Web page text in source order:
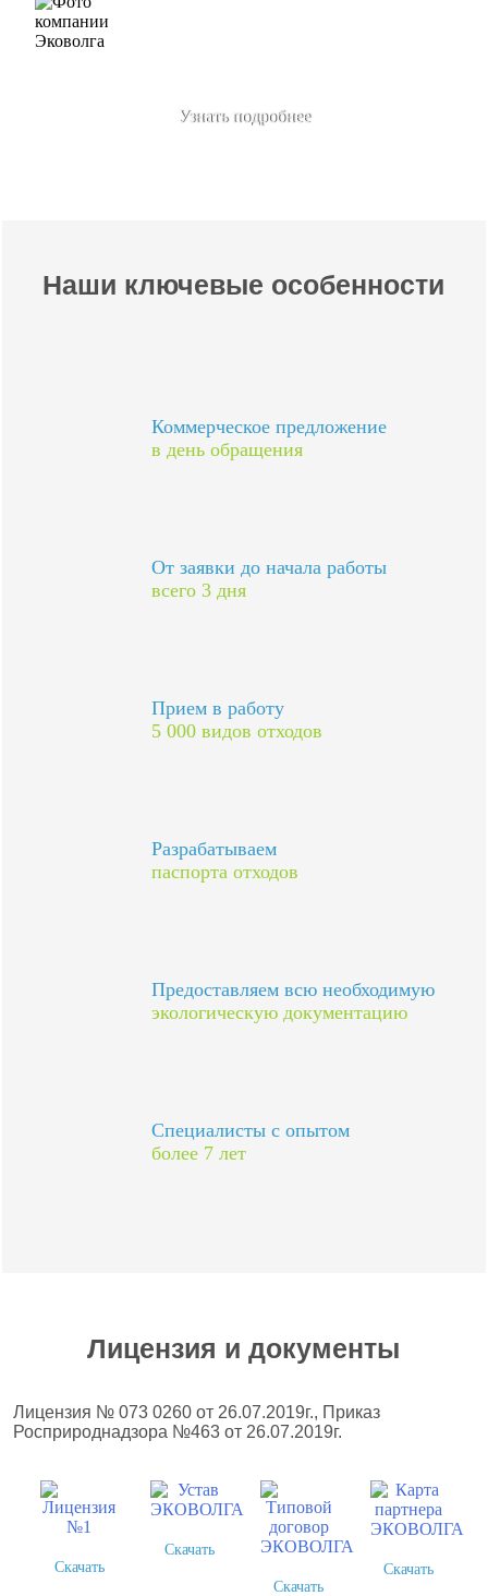
Узнать подробнее
Наши ключевые особенности
Коммерческое предложение
в день обращения
От заявки до начала работы
всего 3 дня
Прием в работу
5 000 видов отходов
Разрабатываем
паспорта отходов
Предоставляем всю необходимую
экологическую документацию
Специалисты с опытом
более 7 лет
Лицензия и документы
Лицензия № 073 0260 от 26.07.2019г., Приказ
Росприроднадзора №463 от 26.07.2019г.
Скачать
Скачать
Скачать
Скачать